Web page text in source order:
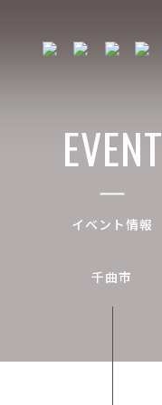
EVENT
イベント情報
千曲市